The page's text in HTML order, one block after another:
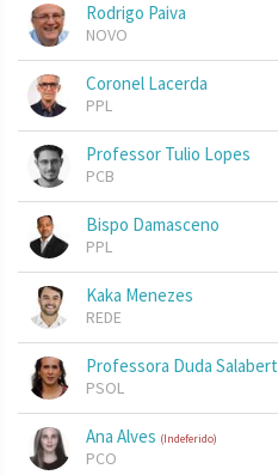
Rodrigo Paiva
NOVO
Coronel Lacerda
PPL
Professor Tulio Lopes
PCB
Bispo Damasceno
PPL
Kaka Menezes
REDE
Professora Duda Salabert
PSOL
Ana Alves (Indeferido)
PCO